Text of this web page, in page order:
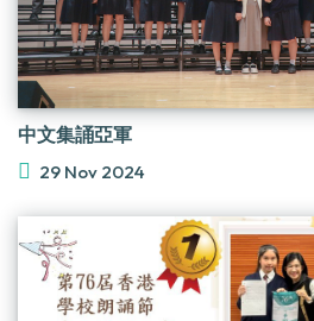
中文集誦亞軍
29 Nov 2024